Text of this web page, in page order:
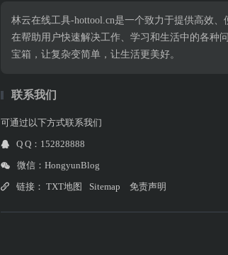
林云在线工具-hottool.cn是一个致力于提供高效
在帮助用户快速解决工作、学习和生活中的各种
宝箱，让复杂变简单，让生活更美好。
联系我们
可通过以下方式联系我们
Q Q：152828888
微信：HongyunBlog
链接： TXT地图 Sitemap 免责声明